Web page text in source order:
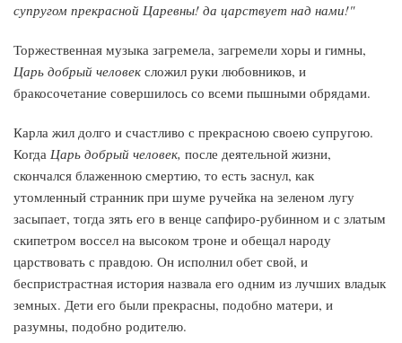
супругом прекрасной Царевны! да царствует над нами!"
Торжественная музыка загремела, загремели хоры и гимны,
Царь добрый человек сложил руки любовников, и
бракосочетание совершилось со всеми пышными обрядами.
Карла жил долго и счастливо с прекрасною своею супругою.
Когда Царь добрый человек, после деятельной жизни,
скончался блаженною смертию, то есть заснул, как
утомленный странник при шуме ручейка на зеленом лугу
засыпает, тогда зять его в венце сапфиро-рубинном и с златым
скипетром воссел на высоком троне и обещал народу
царствовать с правдою. Он исполнил обет свой, и
беспристрастная история назвала его одним из лучших владык
земных. Дети его были прекрасны, подобно матери, и
разумны, подобно родителю.